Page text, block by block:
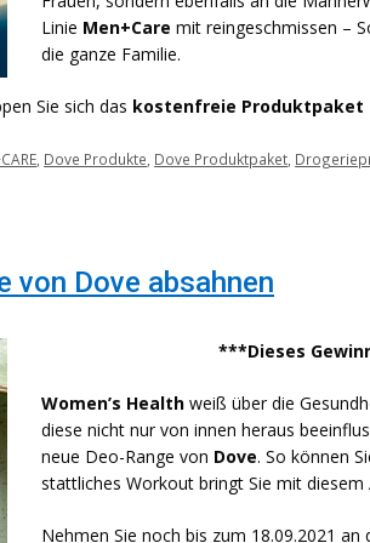
Linie Men+Care mit reingeschmissen –
die ganze Familie.
Sie sich das kostenfreie Produktpaket
Dove Produkte Dove Produktpaket
von Dove absahnen
***Dieses
Women’s Health weiß über die
diese nicht nur von innen heraus
neue Deo-Range von Dove. So können
stattliches Workout bringt Sie mit
Nehmen Sie noch bis zum 18.09.2021 an